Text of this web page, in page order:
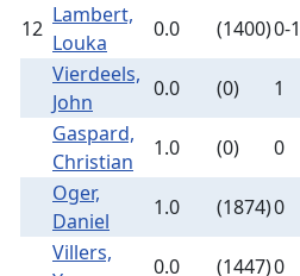
12
Lambert,
Louka
0.0 (1400)0-1
Vierdeels,
John
0.0 (0) 1
Gaspard,
Christian
1.0 (0) 0
Oger,
Daniel
1.0 (1874)0
Villers,
0.0 (1447)0